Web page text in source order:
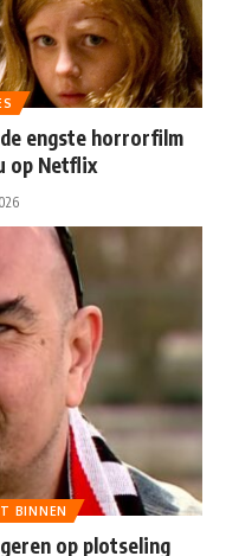
engste horrorfilm
op Netflix
BINNEN
op plotseling